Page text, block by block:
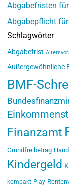
Abgabefristen
Abgabepflicht
Schlagwörter
Abgabefrist
Außergewöhnliche
BMF-
Finanzamt
Grundfreibetrag
Kindergeld
kompakt Play